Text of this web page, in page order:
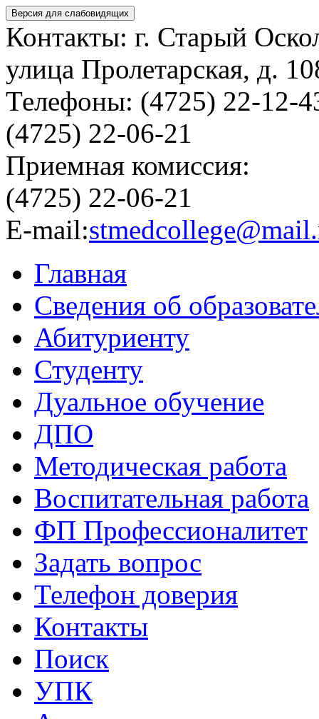
Версия для слабовидящих
Контакты: г. Старый
улица Пролетарская, д.
Телефоны: (4725) 22-12-
(4725) 22-06-21
Приемная комиссия:
(4725) 22-06-21
E-mail:
Главная
Сведения об
Абитуриенту
Студенту
Дуальное обучение
ДПО
Методическая работа
Воспитательная работа
ФП Профессионалитет
Задать вопрос
Телефон доверия
Контакты
Поиск
УПК